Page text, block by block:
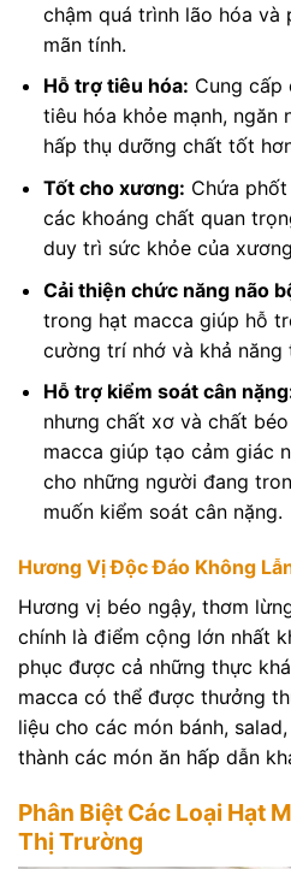
chậm quá trình lão hóa và
mãn tính.
Hỗ trợ tiêu hóa: Cung cấp
tiêu hóa khỏe mạnh,
hấp thụ dưỡng chất tốt
Tốt cho xương: Chứa
các khoáng chất quan
duy trì sức khỏe của
Cải thiện chức năng não
trong hạt macca giúp hỗ
cường trí nhớ và khả năng
Hỗ trợ kiểm soát cân
nhưng chất xơ và chất
macca giúp tạo cảm giác
cho những người đang
muốn kiểm soát cân nặng.
Hương Vị Độc Đáo Không
Hương vị béo ngậy, thơm
chính là điểm cộng lớn nhất
phục được cả những thực
macca có thể được thưởng
liệu cho các món bánh, salad,
thành các món ăn hấp dẫn
Phân Biệt Các Loại Hạt
Thị Trường